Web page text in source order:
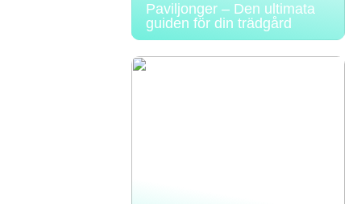
Paviljonger – Den ultimata
guiden för din trädgård